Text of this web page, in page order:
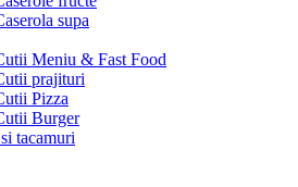
supa
Meniu & Fast Food
prajituri
Pizza
Burger
tacamuri